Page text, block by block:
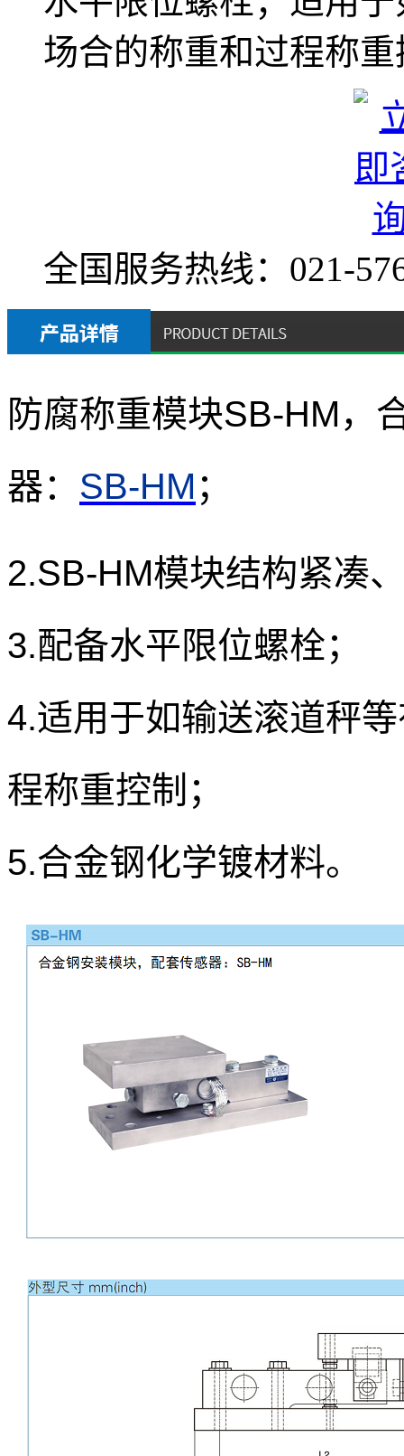
场合的称重和过程称
全国服务热线： 021-
防腐称重模块SB-HM，
器： SB-HM ；
2.SB-HM模块结构紧凑
3.配备水平限位螺栓；
4.适用于如输送滚道秤
程称重控制；
5.合金钢化学镀材料。